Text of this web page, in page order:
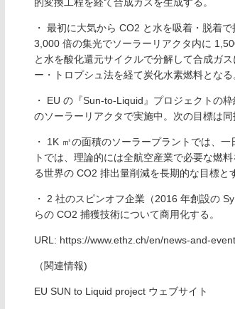
・ 最初に大気から CO2 と水を吸着・脱着
3,000 倍の集光でソーラーリアクタ内に
と水を酸化還元サイクルで分解して合成ガ
ー・トロプシュ法を経て炭化水素燃料となる
・ EU の『Sun-to-Liquid』プロジェクトの
のソーラーリアクタで実施中。次の目標は
・ 1K ㎡の面積のソーラープラントでは、
トでは、理論的には全航空産業で必要な燃
る世界の CO2 排出量削減を長期的な目標と
・ 2 社のスピンオフ企業（2016 年創設の
らの CO2 捕獲技術について商用化する。
URL: https://www.ethz.ch/en/news-and-
（関連情報)
EU SUN to Liquid project ウェブサイト